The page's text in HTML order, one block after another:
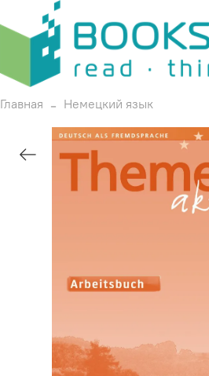
Главная Немецкий язык